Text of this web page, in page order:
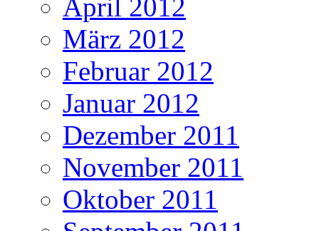
April 2012
März 2012
Februar 2012
Januar 2012
Dezember 2011
November 2011
Oktober 2011